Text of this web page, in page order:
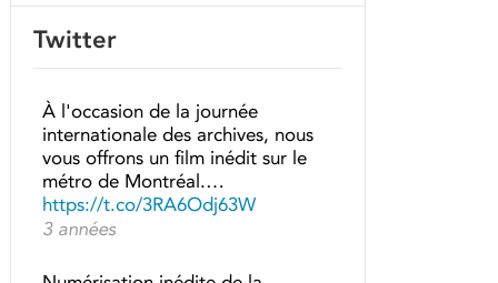
Twitter
À l'occasion de la journée
internationale des archives, nous
vous offrons un film inédit sur le
métro de Montréal.…
https://t.co/3RA6Odj63W
3 années